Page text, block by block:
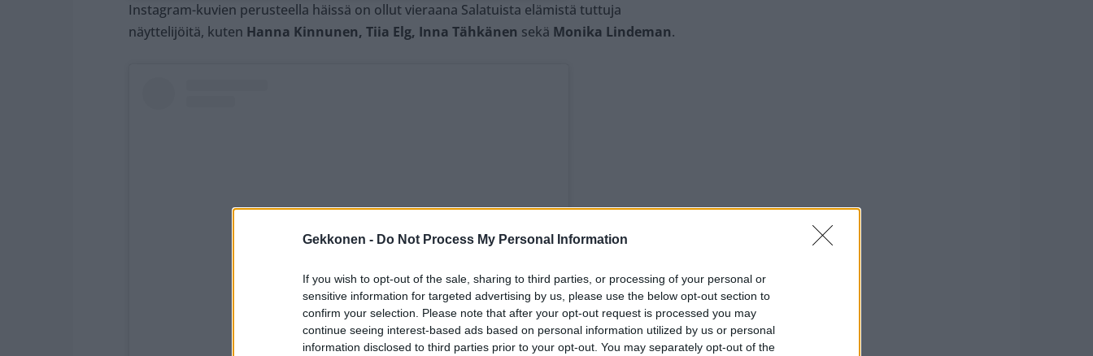
Gekkonen - Do Not Process My Personal Information
If you wish to opt-out of the sale, sharing to third parties, or processing of your personal or
sensitive information for targeted advertising by us, please use the below opt-out section to
confirm your selection. Please note that after your opt-out request is processed you may
continue seeing interest-based ads based on personal information utilized by us or personal
information disclosed to third parties prior to your opt-out. You may separately opt-out of the
Instagram-kuvien perusteella häissä on ollut vieraana Salatuista elämistä tuttuja
näyttelijöitä, kuten Hanna Kinnunen, Tiia Elg, Inna Tähkänen sekä Monika Lindeman.
Näytä tämä julkaisu Instagramissa